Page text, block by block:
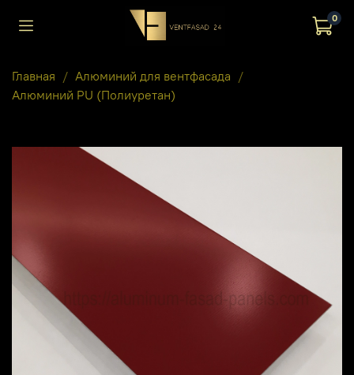
0
Главная
Алюминий для вентфасада
Алюминий PU (Полиуретан)